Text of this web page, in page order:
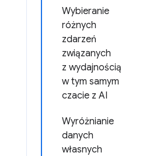
Wybieranie
różnych
zdarzeń
związanych
z wydajnością
w tym samym
czacie z AI
Wyróżnianie
danych
własnych